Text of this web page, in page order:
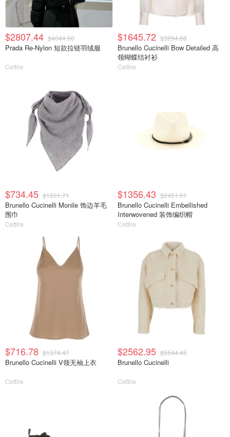
$2807.44 $4044.60
Prada Re-Nylon 短款拉链羽绒服
Cettire
$1645.72 $3294.68
Brunello Cucinelli Bow Detailed 高
领蝴蝶结衬衫
Cettire
$734.45 $1501.71
Brunello Cucinelli Monile 饰边羊毛
围巾
Cettire
$1356.43 $2451.01
Brunello Cucinelli Embellished
Interwovened 装饰编织帽
Cettire
$716.78 $1374.47
Brunello Cucinelli V领无袖上衣
Cettire
$2562.95 $5544.45
Brunello Cucinelli
Cettire